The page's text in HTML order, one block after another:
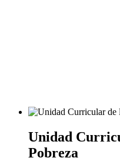
Unidad
Pobreza